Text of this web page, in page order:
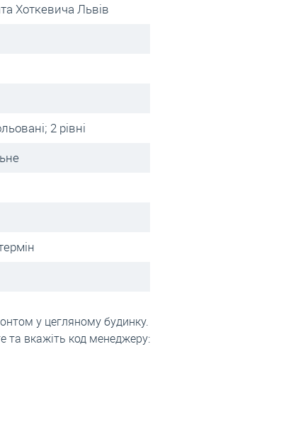
Хоткевича Львів
2 рівні
у цегляному будинку.
та вкажіть код менеджеру: